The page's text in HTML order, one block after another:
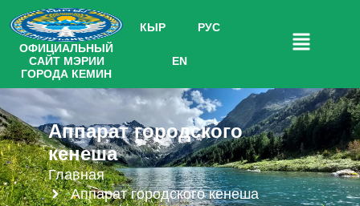
ОФИЦИАЛЬНЫЙ
САЙТ МЭРИИ
ГОРОДА КЕМИН
КЫР РУС
EN
Аппарат городского
кенеша
Главная
Аппарат городского кенеша